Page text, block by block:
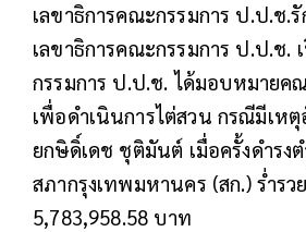
เลขาธิการคณะกรรมการ ป.ป.ช.
เลขาธิการคณะกรรมการ ป.ป.ช.
กรรมการ ป.ป.ช. ได้มอบหมายค
เพื่อดำเนินการไต่สวน กรณีมีเหตุ
ยกษิดิ์เดช ชุติมันต์ เมื่อครั้งดำรง
สภากรุงเทพมหานคร (สก.) ร่ำร
5,783,958.58 บาท